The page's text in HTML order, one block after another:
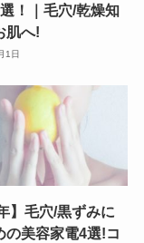
！｜毛穴/乾燥知
肌へ!
1日
】毛穴/黒ずみに
の美容家電4選!コ